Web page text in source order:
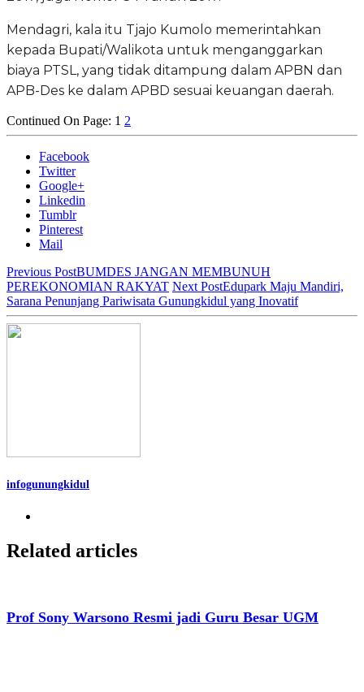
Mendagri, kala itu Tjajo Kumolo memerintahkan
kepada Bupati/Walikota untuk menganggarkan
biaya PTSL, yang tidak ditampung dalam APBN dan
APB-Des ke dalam APBD sesuai keuangan daerah.
Continued On Page: 1 2
Facebook
Twitter
Google+
Linkedin
Tumblr
Pinterest
Mail
Previous PostBUMDES JANGAN MEMBUNUH
PEREKONOMIAN RAKYAT Next PostEdupark Maju Mandiri,
Sarana Penunjang Pariwisata Gunungkidul yang Inovatif
infogunungkidul
Related articles
Prof Sony Warsono Resmi jadi Guru Besar UGM